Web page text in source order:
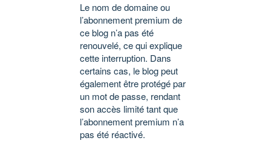
Le nom de domaine ou
l’abonnement premium de
ce blog n’a pas été
renouvelé, ce qui explique
cette interruption. Dans
certains cas, le blog peut
également être protégé par
un mot de passe, rendant
son accès limité tant que
l’abonnement premium n’a
pas été réactivé.